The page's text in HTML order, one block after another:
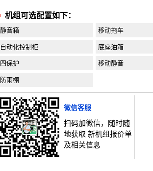
机组可选配置如下：
静音箱 移动拖车
自动化控制柜 底座油箱
四保护 移动静音
防雨棚
微信客服
扫码加微信，随时随
地获取 新机组报价单
及相关信息